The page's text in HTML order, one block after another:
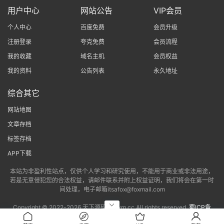
用户中心
个人中心
注册登录
我的收藏
我的资料
网站公告
百度免费
夸克免费
域名主机
公告列表
VIP会员
会员升级
会员流程
会员权益
永久地址
综合其它
网站地图
文章存档
标签存档
APP下载
本站为非盈利性站点，仅供个人学习和研究使用，不能用于商业或非法用途，
若是无意侵犯您的合法权益，请邮件联系并附上权益证明，我们将会在第一时
间处理，电子邮箱itsafox@foxmail.com
Copyright © 2022-2026 天下源码网txym.cc All rights reserved.蜀ICP备
2022013802号-6
蜀ICP备2022013802号-3